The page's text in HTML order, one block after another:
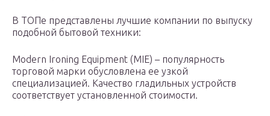
В ТОПе представлены лучшие компании по выпуску
подобной бытовой техники:
Modern Ironing Equipment (MIE) – популярность
торговой марки обусловлена ее узкой
специализацией. Качество гладильных устройств
соответствует установленной стоимости.